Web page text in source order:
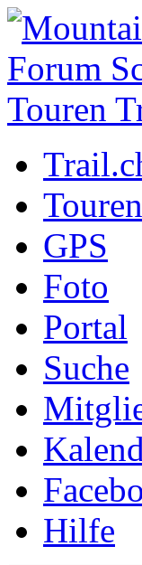
Touren
GPS
Foto
Portal
Suche
Hilfe